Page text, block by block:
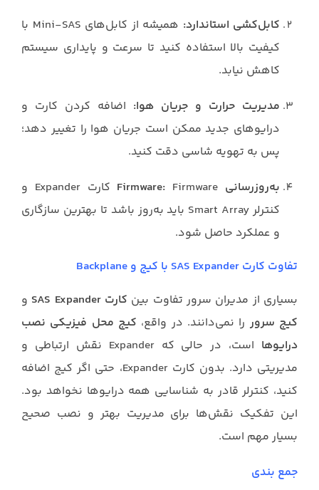
کابل‌کشی استاندارد:
همیشه از کابل‌های Mini-SAS با
کیفیت بالا استفاده کنید تا سرعت و پایداری سیستم
کاهش نیابد.
مدیریت حرارت و جریان هوا: اضافه کردن کارت و
درایوهای جدید ممکن است جریان هوا را تغییر دهد؛
پس به تهویه شاسی دقت کنید.
به‌روزرسانی Firmware:
Firmware کارت Expander و
کنترلر Smart Array باید به‌روز باشد تا بهترین سازگاری
و عملکرد حاصل شود.
تفاوت کارت SAS Expander با کیج و Backplane
بسیاری از مدیران سرور تفاوت بین کارت SAS Expander
و
کیج سرور را نمی‌دانند. در واقع، کیج محل فیزیکی نصب
درایوها
است، در حالی که Expander نقش ارتباطی و
مدیریتی دارد. بدون کارت Expander، حتی اگر کیج اضافه
کنید، کنترلر قادر به شناسایی همه درایوها نخواهد بود.
این تفکیک نقش‌ها برای مدیریت بهتر و نصب صحیح
بسیار مهم است.
جمع‌ بندی